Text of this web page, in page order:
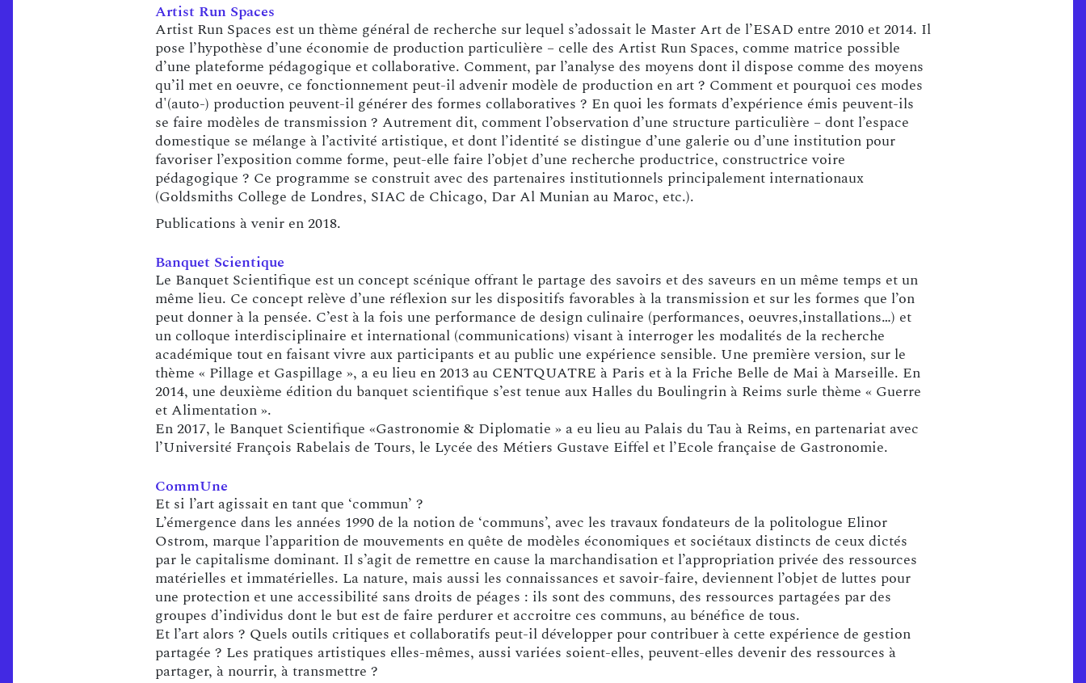
Artist Run Spaces
Artist Run Spaces est un thème général de recherche sur lequel s’adossait le Master Art de l’ESAD entre 2010 et 2014. Il
pose l’hypothèse d’une économie de production particulière – celle des Artist Run Spaces, comme matrice possible
d’une plateforme pédagogique et collaborative. Comment, par l’analyse des moyens dont il dispose comme des moyens
qu’il met en oeuvre, ce fonctionnement peut-il advenir modèle de production en art ? Comment et pourquoi ces modes
d'(auto-) production peuvent-il générer des formes collaboratives ? En quoi les formats d’expérience émis peuvent-ils
se faire modèles de transmission ? Autrement dit, comment l’observation d’une structure particulière – dont l’espace
domestique se mélange à l’activité artistique, et dont l’identité se distingue d’une galerie ou d’une institution pour
favoriser l’exposition comme forme, peut-elle faire l’objet d’une recherche productrice, constructrice voire
pédagogique ? Ce programme se construit avec des partenaires institutionnels principalement internationaux
(Goldsmiths College de Londres, SIAC de Chicago, Dar Al Munian au Maroc, etc.).
Publications à venir en 2018.
Banquet Scientique
Le Banquet Scientifique est un concept scénique offrant le partage des savoirs et des saveurs en un même temps et un
même lieu. Ce concept relève d’une réflexion sur les dispositifs favorables à la transmission et sur les formes que l’on
peut donner à la pensée. C’est à la fois une performance de design culinaire (performances, oeuvres,installations…) et
un colloque interdisciplinaire et international (communications) visant à interroger les modalités de la recherche
académique tout en faisant vivre aux participants et au public une expérience sensible. Une première version, sur le
thème « Pillage et Gaspillage », a eu lieu en 2013 au CENTQUATRE à Paris et à la Friche Belle de Mai à Marseille. En
2014, une deuxième édition du banquet scientifique s’est tenue aux Halles du Boulingrin à Reims surle thème « Guerre
et Alimentation ».
En 2017, le Banquet Scientifique «Gastronomie & Diplomatie » a eu lieu au Palais du Tau à Reims, en partenariat avec
l’Université François Rabelais de Tours, le Lycée des Métiers Gustave Eiffel et l’Ecole française de Gastronomie.
CommUne
Et si l’art agissait en tant que ‘commun’ ?
L’émergence dans les années 1990 de la notion de ‘communs’, avec les travaux fondateurs de la politologue Elinor
Ostrom, marque l’apparition de mouvements en quête de modèles économiques et sociétaux distincts de ceux dictés
par le capitalisme dominant. Il s’agit de remettre en cause la marchandisation et l’appropriation privée des ressources
matérielles et immatérielles. La nature, mais aussi les connaissances et savoir-faire, deviennent l’objet de luttes pour
une protection et une accessibilité sans droits de péages : ils sont des communs, des ressources partagées par des
groupes d’individus dont le but est de faire perdurer et accroitre ces communs, au bénéfice de tous.
Et l’art alors ? Quels outils critiques et collaboratifs peut-il développer pour contribuer à cette expérience de gestion
partagée ? Les pratiques artistiques elles-mêmes, aussi variées soient-elles, peuvent-elles devenir des ressources à
partager, à nourrir, à transmettre ?